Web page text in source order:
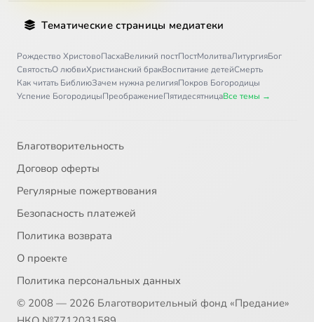
Тематические страницы медиатеки
Рождество ХристовоПасхаВеликий постПостМолитваЛитургияБог
СвятостьО любвиХристианский бракВоспитание детейСмерть
Как читать БиблиюЗачем нужна религияПокров Богородицы
Успение БогородицыПреображениеПятидесятницаВсе темы →
Благотворительность
Договор оферты
Регулярные пожертвования
Безопасность платежей
Политика возврата
О проекте
Политика персональных данных
© 2008 — 2026 Благотворительный фонд «Предание»